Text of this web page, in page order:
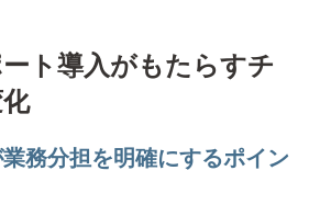
ト導入がもたらすチ
務分担を明確にするポイン